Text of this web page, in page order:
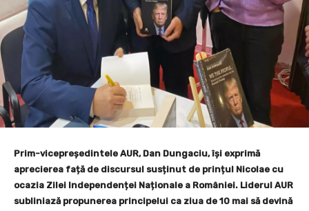
Prim-vicepreședintele AUR, Dan Dungaciu, își exprimă
aprecierea față de discursul susținut de prințul Nicolae cu
ocazia Zilei Independenței Naționale a României. Liderul AUR
subliniază propunerea principelui ca ziua de 10 mai să devină